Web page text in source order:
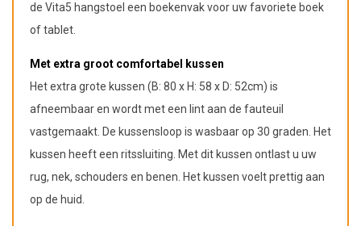
de Vita5 hangstoel een boekenvak voor uw favoriete boek
of tablet.
Met extra groot comfortabel kussen
Het extra grote kussen (B: 80 x H: 58 x D: 52cm) is
afneembaar en wordt met een lint aan de fauteuil
vastgemaakt. De kussensloop is wasbaar op 30 graden. Het
kussen heeft een ritssluiting. Met dit kussen ontlast u uw
rug, nek, schouders en benen. Het kussen voelt prettig aan
op de huid.